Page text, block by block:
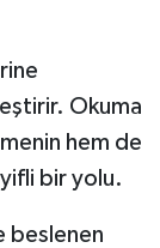
Okuma
hem de
bir yolu.
beslenen